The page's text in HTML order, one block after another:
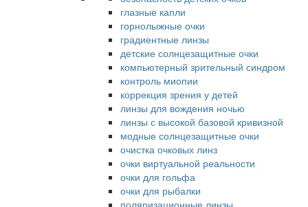
глазные капли
горнолыжные очки
градиентные линзы
детские солнцезащитные очки
компьютерный зрительный синдром
контроль миопии
коррекция зрения у детей
линзы для вождения ночью
линзы с высокой базовой кривизной
модные солнцезащитные очки
очистка очковых линз
очки виртуальной реальности
очки для гольфа
очки для рыбалки